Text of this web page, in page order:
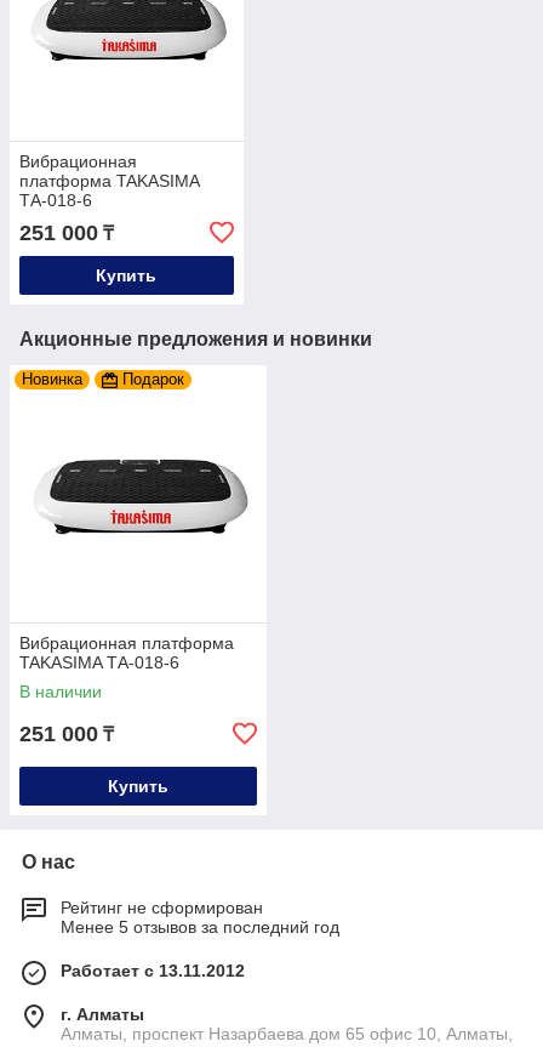
Вибрационная
платформа TAKASIMA
ТА-018-6
251 000 ₸
Купить
Акционные предложения и новинки
Новинка Подарок
Вибрационная платформа
TAKASIMA ТА-018-6
В наличии
251 000 ₸
Купить
О нас
Рейтинг не сформирован
Менее 5 отзывов за последний год
Работает с 13.11.2012
г. Алматы
Алматы, проспект Назарбаева дом 65 офис 10, Алматы,